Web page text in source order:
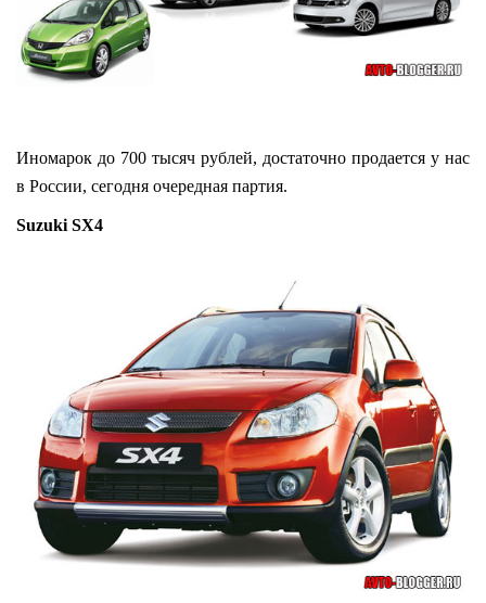
Иномарок до 700 тысяч рублей, достаточно продается у нас
в России, сегодня очередная партия.
Suzuki SX4